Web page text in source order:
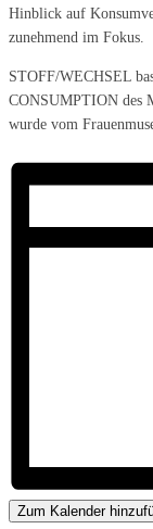
Hinblick auf
zunehmend im Fokus.
STOFF/WECHSEL
CONSUMPTION des
wurde vom
Zum Kalender